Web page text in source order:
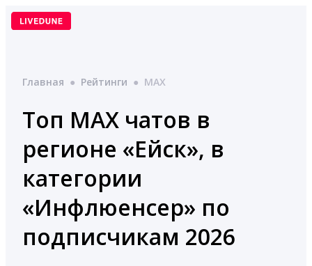
Перейти
Главная ● Рейтинги ● MAX
Топ MAX чатов в
регионе «Ейск», в
категории
«Инфлюенсер» по
подписчикам 2026